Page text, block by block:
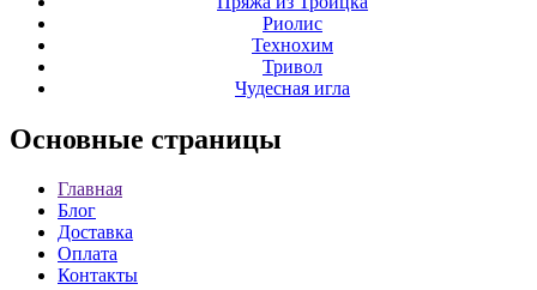
Риолис
Технохим
Тривол
Чудесная игла
Основные страницы
Главная
Блог
Доставка
Оплата
Контакты